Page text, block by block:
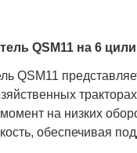
QSM11 на 6
QSM11
на низких
обеспечивая